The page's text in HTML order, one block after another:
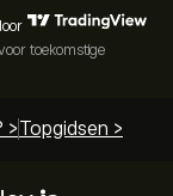
toekomstige
>Topgidsen >